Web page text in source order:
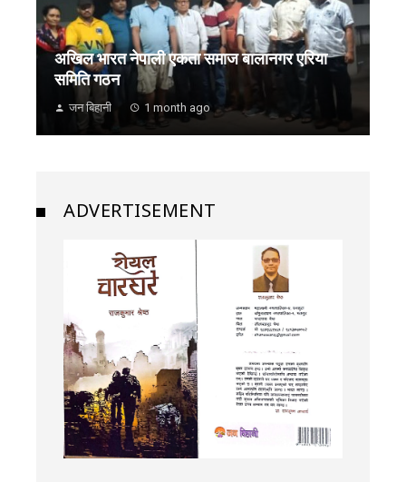
अखिल भारत नेपाली एकता समाज बालानगर एरिया
समिति गठन
जन बिहानी 1 month ago
ADVERTISEMENT